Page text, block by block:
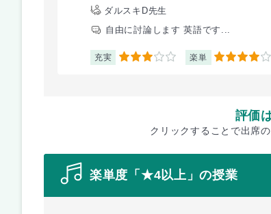
ダルスキD先生
自由に討論します 英語です...
充実 3 楽単 4
評価
クリックすることで出席
楽単度「★4以上」の授業